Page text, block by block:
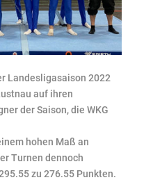
Landesligasaison 2022
auf ihren
der Saison, die WKG
hohen Maß an
Turnen dennoch
zu 276.55 Punkten.